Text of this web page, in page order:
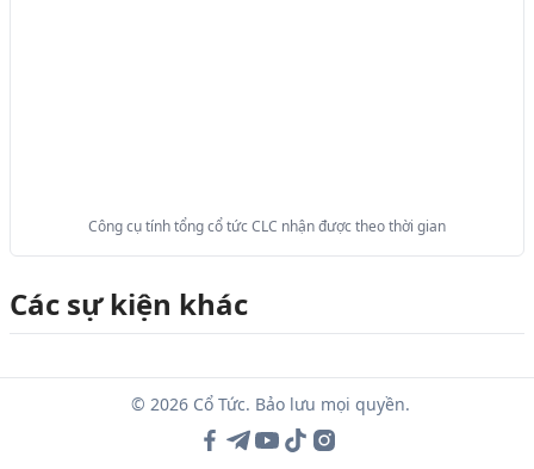
Công cụ tính tổng cổ tức CLC nhận được theo thời gian
Các sự kiện khác
© 2026 Cổ Tức. Bảo lưu mọi quyền.